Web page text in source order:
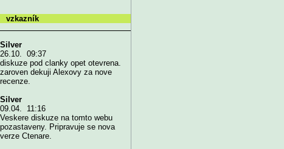
vzkazník
Silver
26.10. 09:37
diskuze pod clanky opet otevrena.
zaroven dekuji Alexovy za nove
recenze.
Silver
09.04. 11:16
Veskere diskuze na tomto webu
pozastaveny. Pripravuje se nova
verze Ctenare.